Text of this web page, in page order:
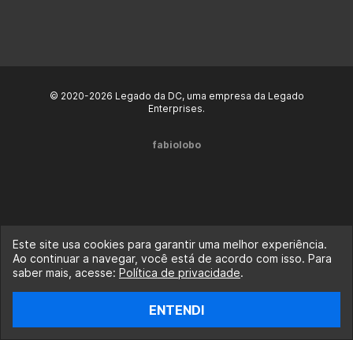
© 2020-2026 Legado da DC, uma empresa da Legado
Enterprises.
fabiolobo
Este site usa cookies para garantir uma melhor experiência.
Ao continuar a navegar, você está de acordo com isso. Para
saber mais, acesse: Política de privacidade.
ENTENDI